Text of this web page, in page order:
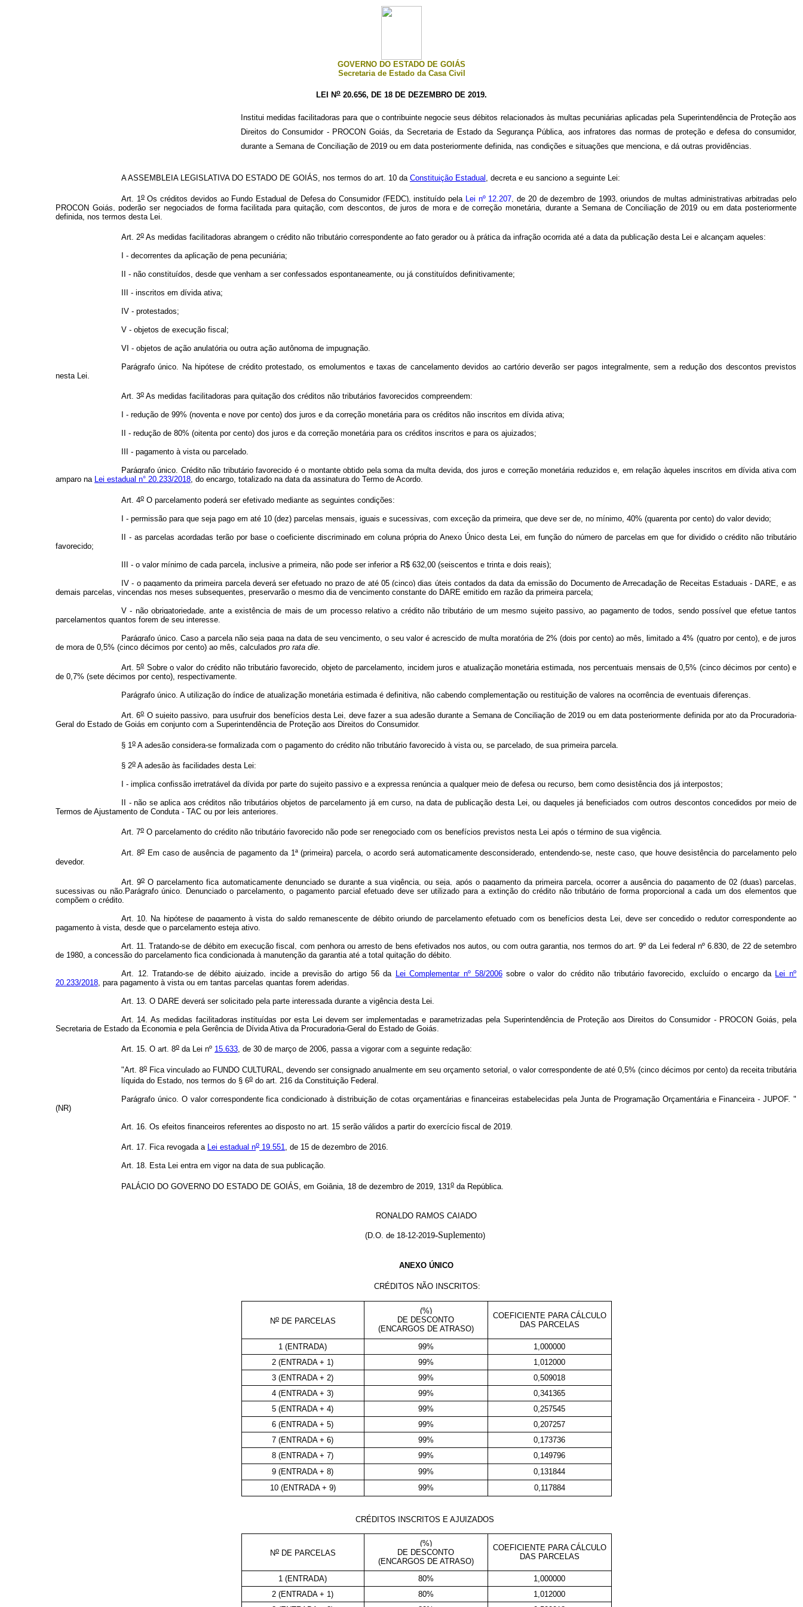
GOVERNO DO ESTADO DE GOIÁS
Secretaria de Estado da Casa Civil
LEI No 20.656, DE 18 DE DEZEMBRO DE 2019.
Institui medidas facilitadoras para que o contribuinte negocie seus débitos relacionados às multas pecuniárias aplicadas pela Superintendência de Proteção aos
Direitos do Consumidor - PROCON Goiás, da Secretaria de Estado da Segurança Pública, aos infratores das normas de proteção e defesa do consumidor,
durante a Semana de Conciliação de 2019 ou em data posteriormente definida, nas condições e situações que menciona, e dá outras providências.
A ASSEMBLEIA LEGISLATIVA DO ESTADO DE GOIÁS, nos termos do art. 10 da Constituição Estadual , decreta e eu sanciono a seguinte Lei:
Art. 1oOs créditos devidos ao Fundo Estadual de Defesa do Consumidor (FEDC), instituído pela Lei nº 12.207 , de 20 de dezembro de 1993, oriundos de multas administrativas arbitradas pelo
PROCON Goiás, poderão ser negociados de forma facilitada para quitação, com descontos, de juros de mora e de correção monetária, durante a Semana de Conciliação de 2019 ou em data posteriormente
definida, nos termos desta Lei.
Art. 2o As medidas facilitadoras abrangem o crédito não tributário correspondente ao fato gerador ou à prática da infração ocorrida até a data da publicação desta Lei e alcançam aqueles:
I - decorrentes da aplicação de pena pecuniária;
II - não constituídos, desde que venham a ser confessados espontaneamente, ou já constituídos definitivamente;
III - inscritos em dívida ativa;
IV - protestados;
V - objetos de execução fiscal;
VI - objetos de ação anulatória ou outra ação autônoma de impugnação.
Parágrafo único. Na hipótese de crédito protestado, os emolumentos e taxas de cancelamento devidos ao cartório deverão ser pagos integralmente, sem a redução dos descontos previstos
nesta Lei.
Art. 3o As medidas facilitadoras para quitação dos créditos não tributários favorecidos compreendem:
I - redução de 99% (noventa e nove por cento) dos juros e da correção monetária para os créditos não inscritos em dívida ativa;
II - redução de 80% (oitenta por cento) dos juros e da correção monetária para os créditos inscritos e para os ajuizados;
III - pagamento à vista ou parcelado.
Parágrafo único. Crédito não tributário favorecido é o montante obtido pela soma da multa devida, dos juros e correção monetária reduzidos e, em relação àqueles inscritos em dívida ativa com
amparo na Lei estadual n° 20.233/2018, do encargo, totalizado na data da assinatura do Termo de Acordo.
Art. 4o O parcelamento poderá ser efetivado mediante as seguintes condições:
I - permissão para que seja pago em até 10 (dez) parcelas mensais, iguais e sucessivas, com exceção da primeira, que deve ser de, no mínimo, 40% (quarenta por cento) do valor devido;
II - as parcelas acordadas terão por base o coeficiente discriminado em coluna própria do Anexo Único desta Lei, em função do número de parcelas em que for dividido o crédito não tributário
favorecido;
III - o valor mínimo de cada parcela, inclusive a primeira, não pode ser inferior a R$ 632,00 (seiscentos e trinta e dois reais);
IV - o pagamento da primeira parcela deverá ser efetuado no prazo de até 05 (cinco) dias úteis contados da data da emissão do Documento de Arrecadação de Receitas Estaduais - DARE, e as
demais parcelas, vincendas nos meses subsequentes, preservarão o mesmo dia de vencimento constante do DARE emitido em razão da primeira parcela;
V - não obrigatoriedade, ante a existência de mais de um processo relativo a crédito não tributário de um mesmo sujeito passivo, ao pagamento de todos, sendo possível que efetue tantos
parcelamentos quantos forem de seu interesse.
Parágrafo único. Caso a parcela não seja paga na data de seu vencimento, o seu valor é acrescido de multa moratória de 2% (dois por cento) ao mês, limitado a 4% (quatro por cento), e de juros
de mora de 0,5% (cinco décimos por cento) ao mês, calculados pro rata die
Art. 5oSobre o valor do crédito não tributário favorecido, objeto de parcelamento, incidem juros e atualização monetária estimada, nos percentuais mensais de 0,5% (cinco décimos por cento) e
de 0,7% (sete décimos por cento), respectivamente.
Parágrafo único. A utilização do índice de atualização monetária estimada é definitiva, não cabendo complementação ou restituição de valores na ocorrência de eventuais diferenças.
Art. 6oO sujeito passivo, para usufruir dos benefícios desta Lei, deve fazer a sua adesão durante a Semana de Conciliação de 2019 ou em data posteriormente definida por ato da Procuradoria-
Geral do Estado de Goiás em conjunto com a Superintendência de Proteção aos Direitos do Consumidor.
§ 1o A adesão considera-se formalizada com o pagamento do crédito não tributário favorecido à vista ou, se parcelado, de sua primeira parcela.
§ 2o A adesão às facilidades desta Lei:
I - implica confissão irretratável da dívida por parte do sujeito passivo e a expressa renúncia a qualquer meio de defesa ou recurso, bem como desistência dos já interpostos;
II - não se aplica aos créditos não tributários objetos de parcelamento já em curso, na data de publicação desta Lei, ou daqueles já beneficiados com outros descontos concedidos por meio de
Termos de Ajustamento de Conduta - TAC ou por leis anteriores.
Art. 7o O parcelamento do crédito não tributário favorecido não pode ser renegociado com os benefícios previstos nesta Lei após o término de sua vigência.
Art. 8oEm caso de ausência de pagamento da 1ª (primeira) parcela, o acordo será automaticamente desconsiderado, entendendo-se, neste caso, que houve desistência do parcelamento pelo
devedor.
Art. 9oO parcelamento fica automaticamente denunciado se durante a sua vigência, ou seja, após o pagamento da primeira parcela, ocorrer a ausência do pagamento de 02 (duas) parcelas,
sucessivas ou não.Parágrafo único. Denunciado o parcelamento, o pagamento parcial efetuado deve ser utilizado para a extinção do crédito não tributário de forma proporcional a cada um dos elementos que
compõem o crédito.
Art. 10. Na hipótese de pagamento à vista do saldo remanescente de débito oriundo de parcelamento efetuado com os benefícios desta Lei, deve ser concedido o redutor correspondente ao
pagamento à vista, desde que o parcelamento esteja ativo.
Art. 11. Tratando-se de débito em execução fiscal, com penhora ou arresto de bens efetivados nos autos, ou com outra garantia, nos termos do art. 9º da Lei federal nº 6.830, de 22 de setembro
de 1980, a concessão do parcelamento fica condicionada à manutenção da garantia até a total quitação do débito.
Art. 12. Tratando-se de débito ajuizado, incide a previsão do artigo 56 da Lei Complementar nº 58/2006sobre o valor do crédito não tributário favorecido, excluído o encargo da
Lei nº
20.233/2018 , para pagamento à vista ou em tantas parcelas quantas forem aderidas.
Art. 13. O DARE deverá ser solicitado pela parte interessada durante a vigência desta Lei.
Art. 14. As medidas facilitadoras instituídas por esta Lei devem ser implementadas e parametrizadas pela Superintendência de Proteção aos Direitos do Consumidor - PROCON Goiás, pela
Secretaria de Estado da Economia e pela Gerência de Dívida Ativa da Procuradoria-Geral do Estado de Goiás.
Art. 15. O art. 8o da Lei nº 15.633, de 30 de março de 2006, passa a vigorar com a seguinte redação:
"Art. 8o Fica vinculado ao FUNDO CULTURAL, devendo ser consignado anualmente em seu orçamento setorial, o valor correspondente de até 0,5% (cinco décimos por cento) da receita tributária
líquida do Estado, nos termos do § 6o do art. 216 da Constituição Federal.
Parágrafo único. O valor correspondente fica condicionado à distribuição de cotas orçamentárias e financeiras estabelecidas pela Junta de Programação Orçamentária e Financeira - JUPOF. "
(NR)
Art. 16. Os efeitos financeiros referentes ao disposto no art. 15 serão válidos a partir do exercício fiscal de 2019.
Art. 17. Fica revogada a Lei estadual no 19.551, de 15 de dezembro de 2016.
Art. 18. Esta Lei entra em vigor na data de sua publicação.
PALÁCIO DO GOVERNO DO ESTADO DE GOIÁS, em Goiânia, 18 de dezembro de 2019, 131o da República.
RONALDO RAMOS CAIADO
(D.O. de 18-12-2019-Suplemento)
ANEXO ÚNICO
CRÉDITOS NÃO INSCRITOS:
NoDE PARCELAS
(%)
DE DESCONTO
(ENCARGOS DE ATRASO)
COEFICIENTE PARA CÁLCULO
DAS PARCELAS
1 (ENTRADA) 99%
1,000000
2 (ENTRADA + 1)
99%
1,012000
3 (ENTRADA + 2)
99%
0,509018
4 (ENTRADA + 3)
99%
0,341365
5 (ENTRADA + 4)
99%
0,257545
6 (ENTRADA + 5)
99%
0,207257
7 (ENTRADA + 6)
99%
0,173736
8 (ENTRADA + 7)
99%
0,149796
9 (ENTRADA + 8)
99%
0,131844
10 (ENTRADA + 9)
99% 0,117884
CRÉDITOS INSCRITOS E AJUIZADOS
NoDE PARCELAS
(%)
DE DESCONTO
(ENCARGOS DE ATRASO)
COEFICIENTE PARA CÁLCULO
DAS PARCELAS
1 (ENTRADA) 80%
1,000000
2 (ENTRADA + 1)
80%
1,012000